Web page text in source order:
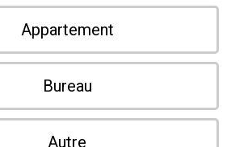
Appartement
Bureau
Autre